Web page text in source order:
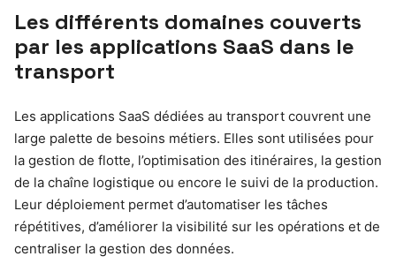
Les différents domaines couverts
par les applications SaaS dans le
transport
Les applications SaaS dédiées au transport couvrent une
large palette de besoins métiers. Elles sont utilisées pour
la gestion de flotte, l’optimisation des itinéraires, la gestion
de la chaîne logistique ou encore le suivi de la production.
Leur déploiement permet d’automatiser les tâches
répétitives, d’améliorer la visibilité sur les opérations et de
centraliser la gestion des données.